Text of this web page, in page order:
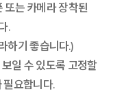
는 카메라 장착된
.
하기 좋습니다.)
일 수 있도록 고정할
필요합니다.